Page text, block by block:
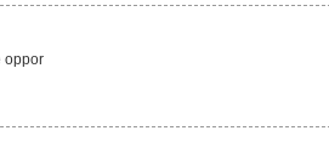
oppor